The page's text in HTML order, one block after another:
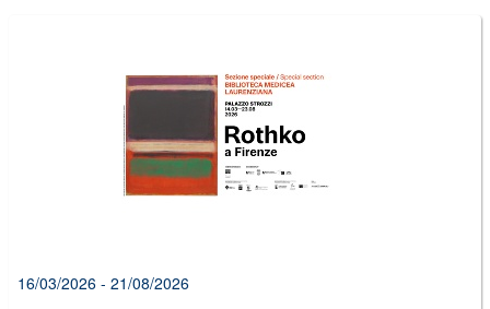
16/03/2026 - 21/08/2026